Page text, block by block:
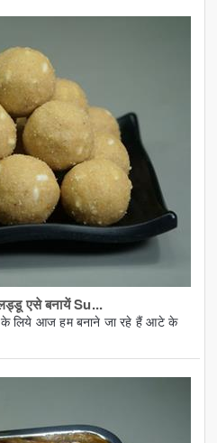
लड्डू एसे बनायें Su...
के लिये आज हम बनाने जा रहे हैं आटे के